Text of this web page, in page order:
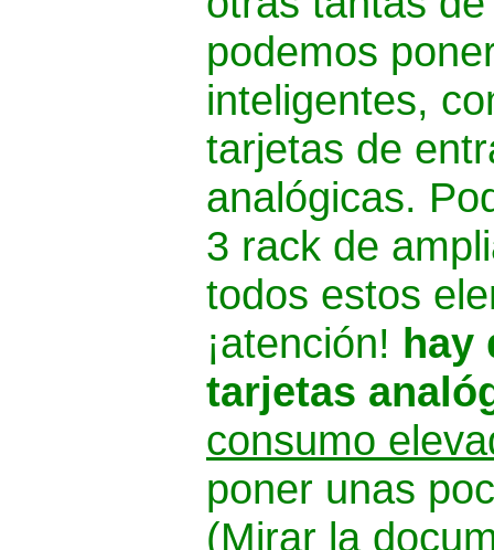
podemos
inteligentes,
tarjetas de
analógicas.
3 rack de
todos estos
¡atención! hay
tarjetas
consumo
poner unas
(Mirar la